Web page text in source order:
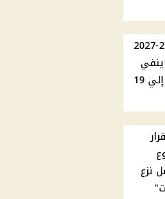
موعد بدء الدراسة 2026-2027
التأجيل العام الدارسي إلي 19
نزع